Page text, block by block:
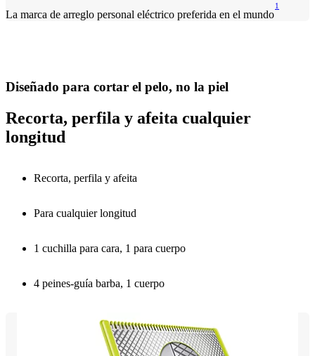
La marca de arreglo personal eléctrico preferida en el mundo
1
Diseñado para cortar el pelo, no la piel
Recorta, perfila y afeita cualquier
longitud
Recorta, perfila y afeita
Para cualquier longitud
1 cuchilla para cara, 1 para cuerpo
4 peines-guía barba, 1 cuerpo